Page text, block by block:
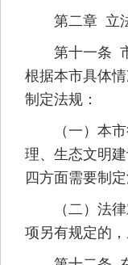
第二章 立
第十一条 市
根据本市具体
制定法规：
（一）本市
理、生态文明
四方面需要制
（二）法律
项另有规定的，